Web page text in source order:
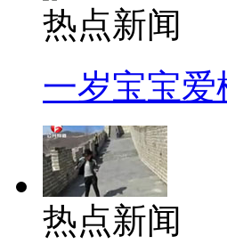
热点新闻
一岁宝宝
热点新闻